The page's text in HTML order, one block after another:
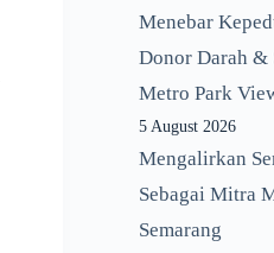
Menebar
Donor Darah &
Metro Park
5 August 2026
Mengalirkan
Sebagai Mitra
Semarang